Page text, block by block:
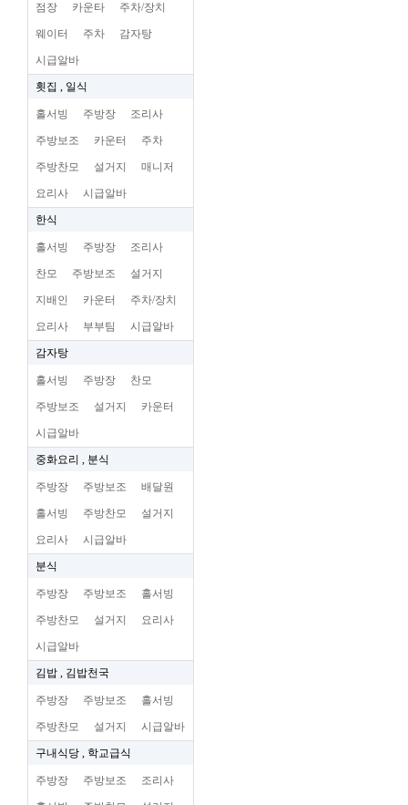
점장 카운타 주차/장치
웨이터 주차 감자탕
시급알바
횟집 , 일식
홀서빙 주방장 조리사
주방보조 카운터 주차
주방찬모 설거지 매니저
요리사 시급알바
한식
홀서빙 주방장 조리사
찬모 주방보조 설거지
지배인 카운터 주차/장치
요리사 부부팀 시급알바
감자탕
홀서빙 주방장 찬모
주방보조 설거지 카운터
시급알바
중화요리 , 분식
주방장 주방보조 배달원
홀서빙 주방찬모 설거지
요리사 시급알바
분식
주방장 주방보조 홀서빙
주방찬모 설거지 요리사
시급알바
김밥 , 김밥천국
주방장 주방보조 홀서빙
주방찬모 설거지 시급알바
구내식당 , 학교급식
주방장 주방보조 조리사